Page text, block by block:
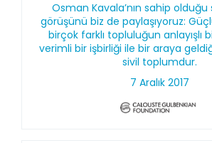
Osman Kavala’nın sahip
görüşünü biz de paylaşıyoruz:
birçok farklı topluluğun anlayışlı
verimli bir işbirliği ile bir araya
sivil toplumdur.
7 Aralık 2017